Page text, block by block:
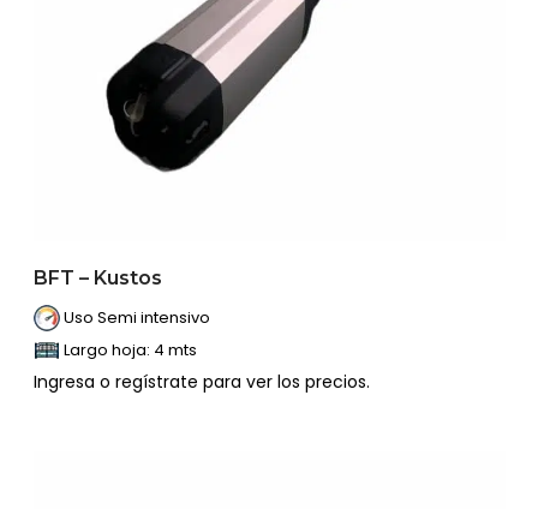
BFT – Kustos
Uso Semi intensivo
Largo hoja: 4 mts
Ingresa o regístrate para ver los precios.